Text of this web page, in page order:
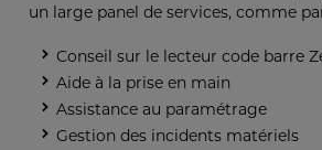
un large panel de services, comme
Conseil sur le lecteur code barre
Aide à la prise en main
Assistance au paramétrage
Gestion des incidents matériels